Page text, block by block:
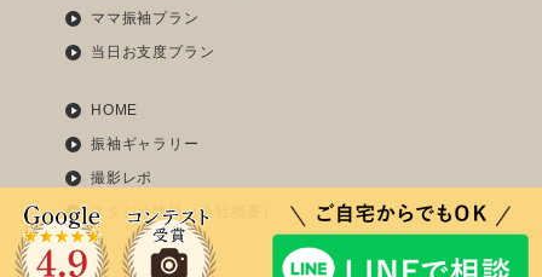
ママ振袖プラン
当日お支度プラン
HOME
振袖ギャラリー
撮影レポ
スタジオ情報（会社概要）